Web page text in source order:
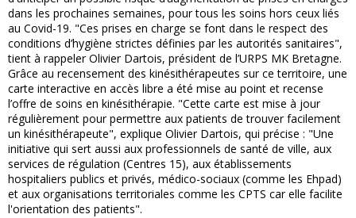
dans les prochaines semaines, pour tous les soins hors ceux liés
au Covid-19. "Ces prises en charge se font dans le respect des
conditions d’hygiène strictes définies par les autorités sanitaires",
tient à rappeler Olivier Dartois, président de l’URPS MK Bretagne.
Grâce au recensement des kinésithérapeutes sur ce territoire, une
carte interactive en accès libre a été mise au point et recense
l’offre de soins en kinésithérapie. "Cette carte est mise à jour
régulièrement pour permettre aux patients de trouver facilement
un kinésithérapeute", explique Olivier Dartois, qui précise : "Une
initiative qui sert aussi aux professionnels de santé de ville, aux
services de régulation (Centres 15), aux établissements
hospitaliers publics et privés, médico-sociaux (comme les Ehpad)
et aux organisations territoriales comme les CPTS car elle facilite
l'orientation des patients".